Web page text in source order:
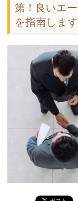
第！良いエ
を指南します